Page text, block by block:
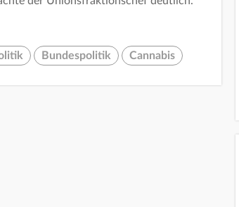
Bundespolitik Cannabis